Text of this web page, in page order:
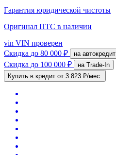
Гарантия юридической чистоты
Оригинал ПТС в наличии
vin VIN проверен
Скидка до 80 000 ₽ на автокредит
Скидка до 100 000 ₽
на Trade-In
Купить в кредит от 3 823 ₽/мес.